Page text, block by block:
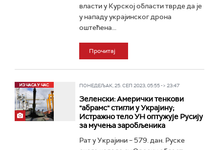
власти у Курској области тврде да је
у нападу украјинског дрона
оштећена...
Прочитај
ПОНЕДЕЉАК, 25. СЕП 2023, 05:55 -> 23:47
Зеленски: Амерички тенкови
"абрамс" стигли у Украјину;
Истражно тело УН оптужује Русију
за мучења заробљеника
Рат у Украјини – 579. дан. Руске